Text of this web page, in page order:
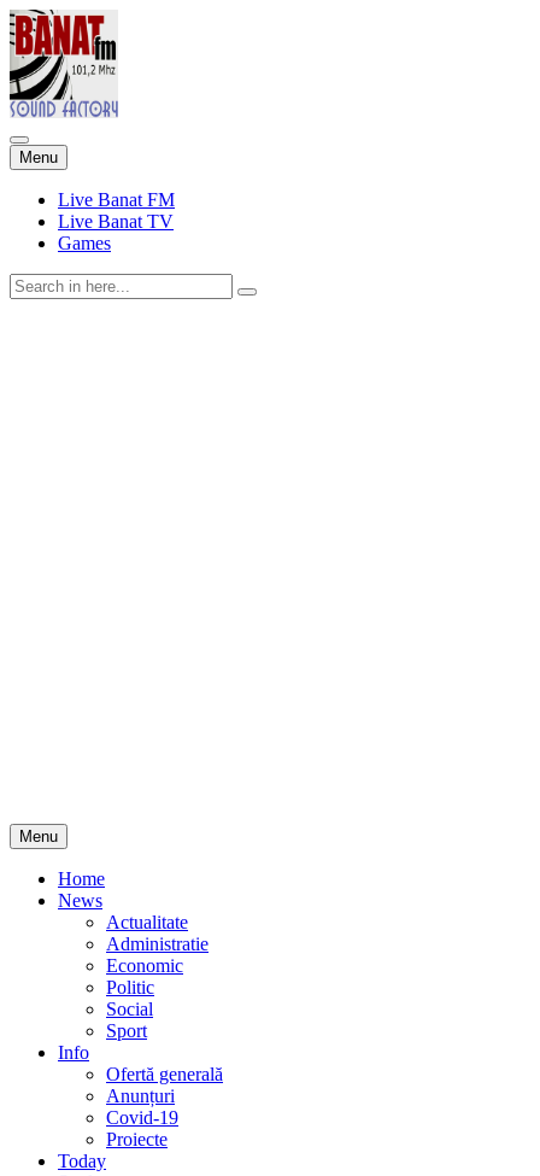
Menu Skip
to
content
Live Banat FM
Live Banat TV
Games
Search
for:
Menu Skip
to
content
Home
News
Actualitate
Administratie
Economic
Politic
Social
Sport
Info
Ofertă generală
Anunțuri
Covid-19
Proiecte
Today